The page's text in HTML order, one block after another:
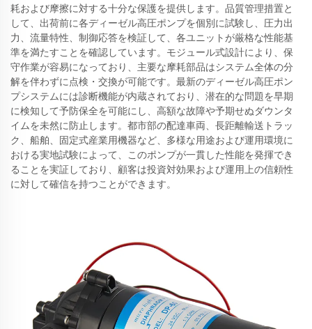
耗および摩擦に対する十分な保護を提供します。品質管理措置と
して、出荷前に各ディーゼル高圧ポンプを個別に試験し、圧力出
力、流量特性、制御応答を検証して、各ユニットが厳格な性能基
準を満たすことを確認しています。モジュール式設計により、保
守作業が容易になっており、主要な摩耗部品はシステム全体の分
解を伴わずに点検・交換が可能です。最新のディーゼル高圧ポン
プシステムには診断機能が内蔵されており、潜在的な問題を早期
に検知して予防保全を可能にし、高額な故障や予期せぬダウンタ
イムを未然に防止します。都市部の配達車両、長距離輸送トラッ
ク、船舶、固定式産業用機器など、多様な用途および運用環境に
おける実地試験によって、このポンプが一貫した性能を発揮でき
ることを実証しており、顧客は投資対効果および運用上の信頼性
に対して確信を持つことができます。